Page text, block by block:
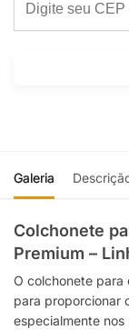
Galeria
Colchonete
Premium –
O colchonete para
para proporcionar
especialmente